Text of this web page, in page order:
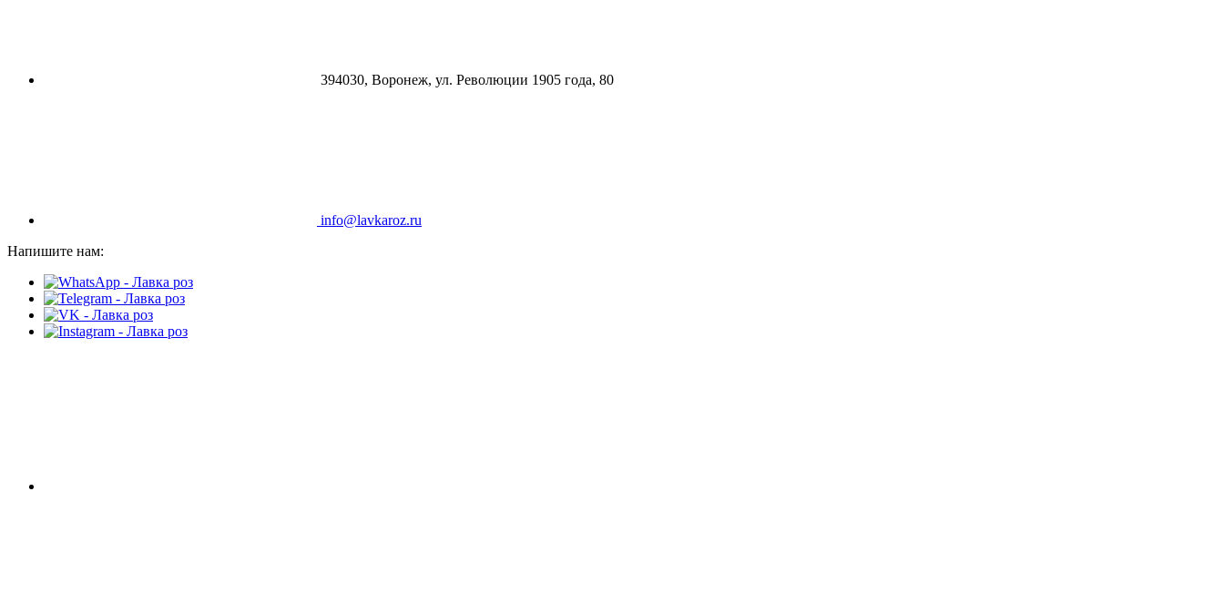
394030, Воронеж, ул. Революции 1905 года, 80
info@lavkaroz.ru
Напишите нам: